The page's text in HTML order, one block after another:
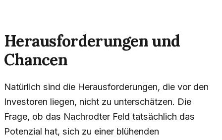
Herausforderungen und
Chancen
Natürlich sind die Herausforderungen, die vor den
Investoren liegen, nicht zu unterschätzen. Die
Frage, ob das Nachrodter Feld tatsächlich das
Potenzial hat, sich zu einer blühenden